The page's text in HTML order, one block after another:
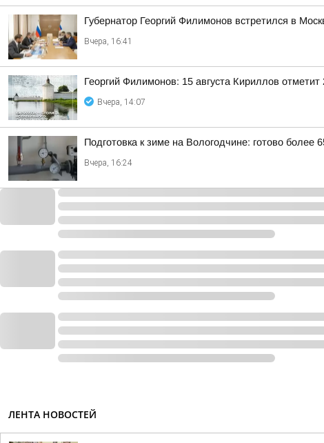
Губернатор Георгий Филимонов встретился в
Вчера, 16:41
Георгий Филимонов: 15 августа Кириллов отметит
Вчера, 14:07
Подготовка к зиме на Вологодчине: готово более
Вчера, 16:24
ЛЕНТА НОВОСТЕЙ